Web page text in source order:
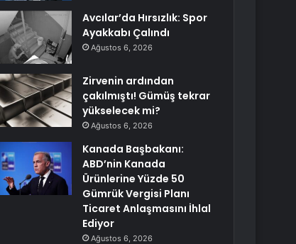
Avcılar’da Hırsızlık: Spor
Ayakkabı Çalındı
Ağustos 6, 2026
Zirvenin ardından
çakılmıştı! Gümüş tekrar
yükselecek mi?
Ağustos 6, 2026
Kanada Başbakanı:
ABD’nin Kanada
Ürünlerine Yüzde 50
Gümrük Vergisi Planı
Ticaret Anlaşmasını İhlal
Ediyor
Ağustos 6, 2026